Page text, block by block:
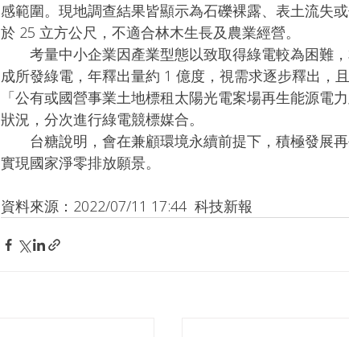
感範圍。現地調查結果皆顯示為石礫裸露、表土流失
於 25 立方公尺，不適合林木生長及農業經營。
考量中小企業因產業型態以致取得綠電較為困難，
成所發綠電，年釋出量約 1 億度，視需求逐步釋出，
「公有或國營事業土地標租太陽光電案場再生能源電
狀況，分次進行綠電競標媒合。
台糖說明，會在兼顧環境永續前提下，積極發展再
實現國家淨零排放願景。
資料來源：2022/07/11 17:44  科技新報